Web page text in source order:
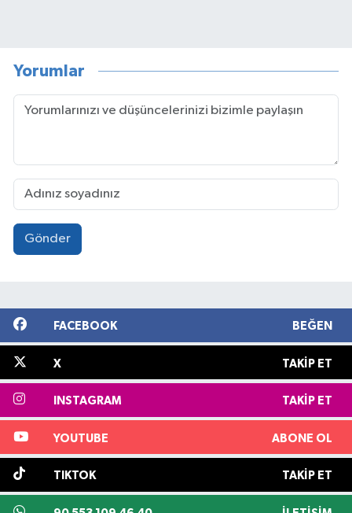
Yorumlar
Gönder
FACEBOOK BEĞEN
X TAKIP ET
INSTAGRAM TAKIP ET
YOUTUBE ABONE OL
TIKTOK TAKIP ET